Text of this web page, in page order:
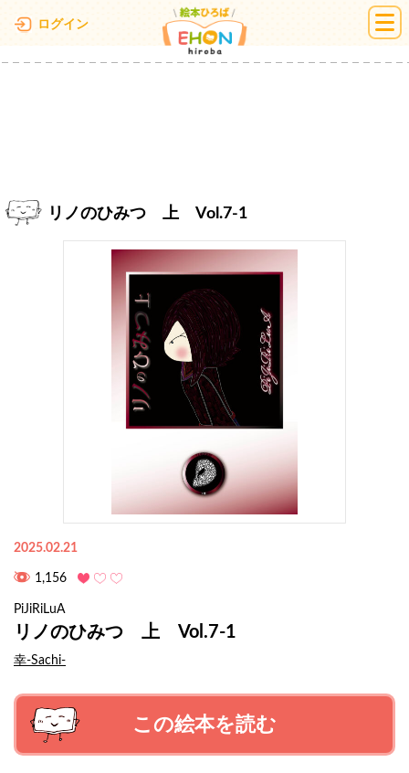
ログイン 絵本ひろば
リノのひみつ 上 Vol.7-1
2025.02.21
1,156
PiJiRiLuA
リノのひみつ 上 Vol.7-1
幸-Sachi-
この絵本を読む